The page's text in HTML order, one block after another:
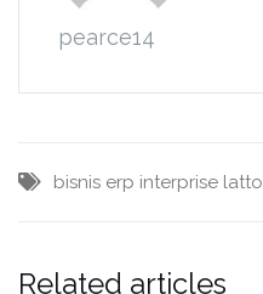
pearce14
bisnis erp interprise latto
Related articles